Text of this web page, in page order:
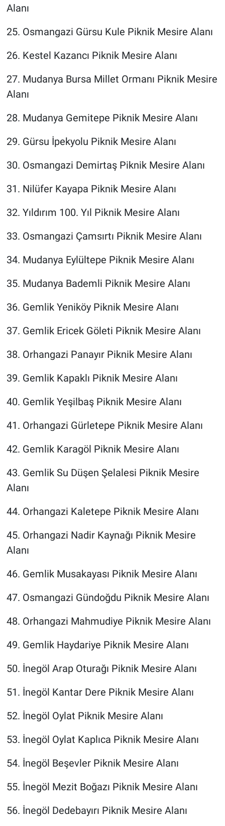
Alanı
25. Osmangazi Gürsu Kule Piknik Mesire Alanı
26. Kestel Kazancı Piknik Mesire Alanı
27. Mudanya Bursa Millet Ormanı Piknik Mesire
Alanı
28. Mudanya Gemitepe Piknik Mesire Alanı
29. Gürsu İpekyolu Piknik Mesire Alanı
30. Osmangazi Demirtaş Piknik Mesire Alanı
31. Nilüfer Kayapa Piknik Mesire Alanı
32. Yıldırım 100. Yıl Piknik Mesire Alanı
33. Osmangazi Çamsırtı Piknik Mesire Alanı
34. Mudanya Eylültepe Piknik Mesire Alanı
35. Mudanya Bademli Piknik Mesire Alanı
36. Gemlik Yeniköy Piknik Mesire Alanı
37. Gemlik Ericek Göleti Piknik Mesire Alanı
38. Orhangazi Panayır Piknik Mesire Alanı
39. Gemlik Kapaklı Piknik Mesire Alanı
40. Gemlik Yeşilbaş Piknik Mesire Alanı
41. Orhangazi Gürletepe Piknik Mesire Alanı
42. Gemlik Karagöl Piknik Mesire Alanı
43. Gemlik Su Düşen Şelalesi Piknik Mesire
Alanı
44. Orhangazi Kaletepe Piknik Mesire Alanı
45. Orhangazi Nadir Kaynağı Piknik Mesire
Alanı
46. Gemlik Musakayası Piknik Mesire Alanı
47. Osmangazi Gündoğdu Piknik Mesire Alanı
48. Orhangazi Mahmudiye Piknik Mesire Alanı
49. Gemlik Haydariye Piknik Mesire Alanı
50. İnegöl Arap Oturağı Piknik Mesire Alanı
51. İnegöl Kantar Dere Piknik Mesire Alanı
52. İnegöl Oylat Piknik Mesire Alanı
53. İnegöl Oylat Kaplıca Piknik Mesire Alanı
54. İnegöl Beşevler Piknik Mesire Alanı
55. İnegöl Mezit Boğazı Piknik Mesire Alanı
56. İnegöl Dedebayırı Piknik Mesire Alanı